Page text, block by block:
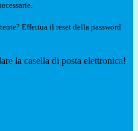
Effettua il reset della password
la casella di posta elettronica!